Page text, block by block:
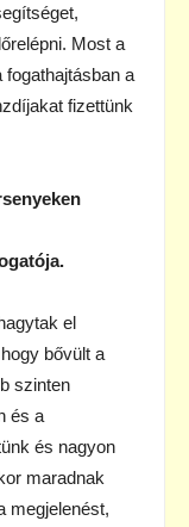
Most a
a
fizettünk
el
bővült a
szinten
és a
és nagyon
maradnak
megjelenést,